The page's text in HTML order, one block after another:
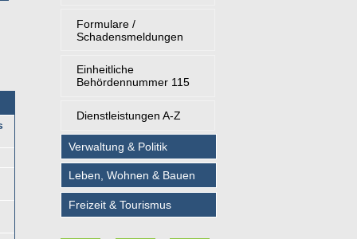
Formulare /
Schadensmeldungen
Einheitliche
Behördennummer 115
Dienstleistungen A-Z
Verwaltung & Politik
Leben, Wohnen & Bauen
Freizeit & Tourismus